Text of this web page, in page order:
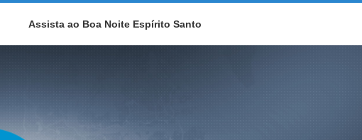
Assista ao Boa Noite Espírito Santo